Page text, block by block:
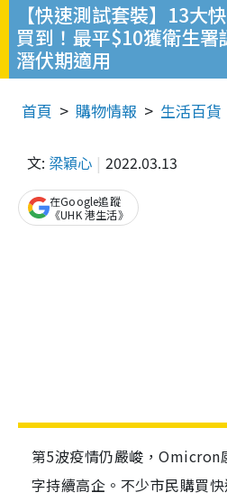
【快速測試套裝】13大
買到！最平$10獲衛生
潛伏期適用
首頁 購物情報 生活百貨
文: 梁穎心 2022.03.13
在Google追蹤
《UHK 港生活》
第5波疫情仍嚴峻，Omicron
字持續高企。不少市民購買